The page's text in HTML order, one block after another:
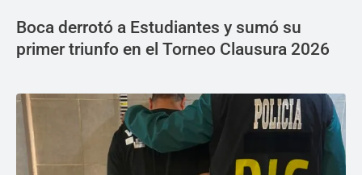
Boca derrotó a Estudiantes y sumó su
primer triunfo en el Torneo Clausura 2026